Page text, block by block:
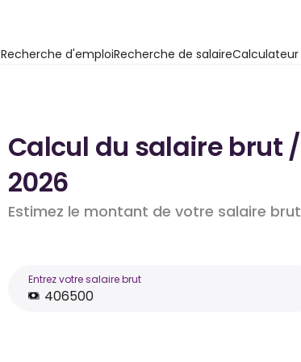
Recherche d'emploiRecherche de salaire
Calcul du salaire brut
2026
Estimez le montant de votre salaire
Entrez votre salaire brut